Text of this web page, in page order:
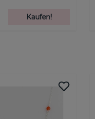
Kaufen!